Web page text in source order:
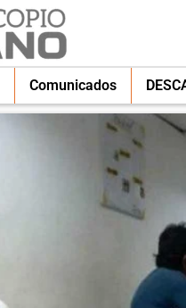
Comunicados